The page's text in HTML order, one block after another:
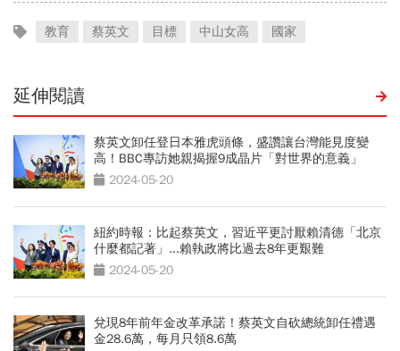
教育 蔡英文 目標 中山女高 國家
延伸閱讀
蔡英文卸任登日本雅虎頭條，盛讚讓台灣能見度變
高！BBC專訪她親揭握9成晶片「對世界的意義」
2024-05-20
紐約時報：比起蔡英文，習近平更討厭賴清德「北京
什麼都記著」...賴執政將比過去8年更艱難
2024-05-20
兌現8年前年金改革承諾！蔡英文自砍總統卸任禮遇
金28.6萬，每月只領8.6萬